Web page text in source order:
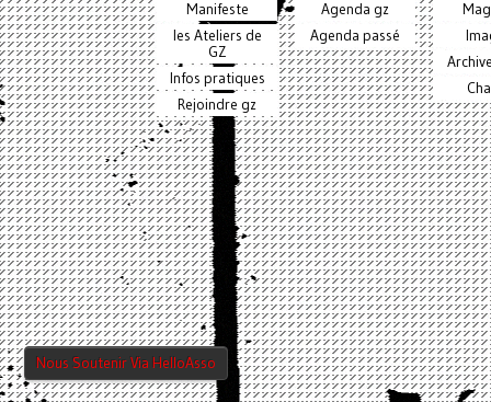
Manifeste
les Ateliers de
GZ
Infos pratiques
Rejoindre gz
Agenda gz
Agenda passé
Nous Soutenir Via HelloAsso